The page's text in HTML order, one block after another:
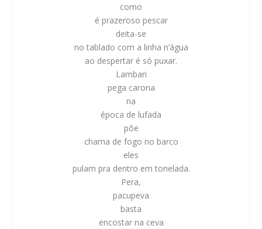
como
é prazeroso pescar
deita-se
no tablado com a linha n’água
ao despertar é só puxar.
Lambari
pega carona
na
época de lufada
põe
chama de fogo no barco
eles
pulam pra dentro em tonelada.
Pera,
pacupeva
basta
encostar na ceva